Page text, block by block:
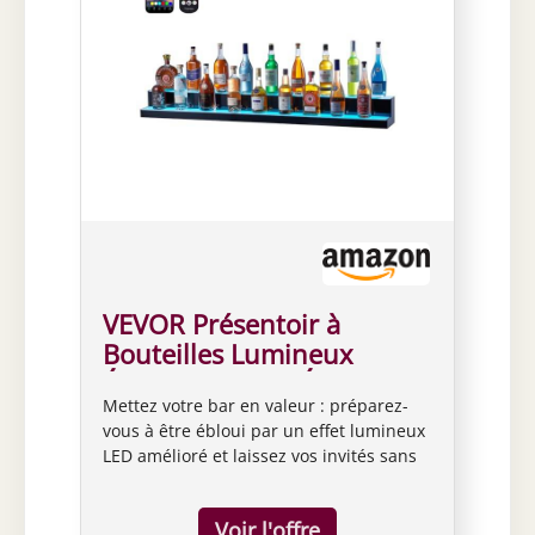
VEVOR Présentoir à
Bouteilles Lumineux
Vins 2 Niveaux 152,4 cm,
Présentoir à Boisson
Commercial, en Acrylique,
avec Télécommande RF et
Mettez votre bar en valeur : préparez-
vous à être ébloui par un effet lumineux
LED amélioré et laissez vos invités sans
sûres de créer une soirée inoubliable.